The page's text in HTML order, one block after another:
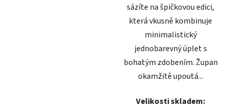
sázíte na špičkovou edici,
která vkusně kombinuje
minimalistický
jednobarevný úplet s
bohatým zdobením. Župan
okamžitě upoutá...
Velikosti skladem: